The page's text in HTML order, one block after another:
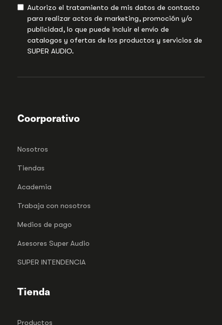
Autorizo el tratamiento de mis datos de contacto
para realizar actos de marketing, promoción y/o
publicidad, lo que puede incluir el envío de
catalogos y ofertas de los productos y servicios de
SUPER AUDIO.
Coorporativo
Nosotros
Tiendas
Academia
Trabaja con nosotros
Medios de pago
Asesores Super Audio
SUPER INTENDENCIA
Tienda
Productos